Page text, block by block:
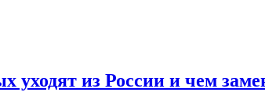
уходят из России и чем